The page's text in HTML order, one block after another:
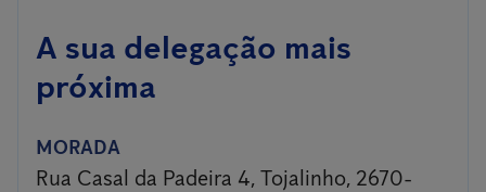
A sua delegação mais
próxima
MORADA
Rua Casal da Padeira 4, Tojalinho, 2670-